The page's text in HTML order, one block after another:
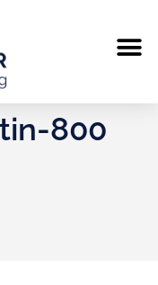
800